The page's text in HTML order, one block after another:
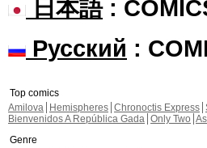
日本語:
Русский :
Top comics
Amilova
Hemispheres Chronoctis Express
Bienvenidos A República Gada Only Two
Genre